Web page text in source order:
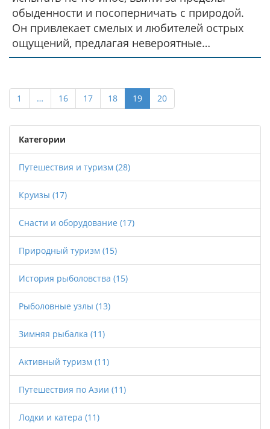
обыденности и посоперничать с природой.
Он привлекает смелых и любителей острых
ощущений, предлагая невероятные
приключения. Тема требует понимания, как
какие направления наиболее популярны.
Важно учитывать уровень подготовки и
незабываемым, а не опасным.
1 … 16 17 18 19 20
Категории
Путешествия и туризм (28)
Круизы (17)
Снасти и оборудование (17)
Природный туризм (15)
История рыболовства (15)
Рыболовные узлы (13)
Зимняя рыбалка (11)
Активный туризм (11)
Путешествия по Азии (11)
Лодки и катера (11)